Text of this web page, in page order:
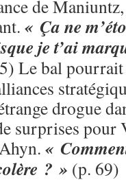
de
« Ça ne
je t’ai
Le bal
drogue
surprises
«
? » (p. 69)